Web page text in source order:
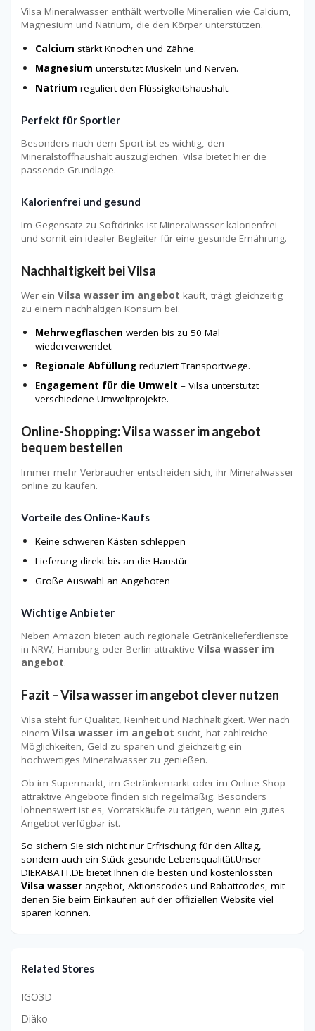
Vilsa Mineralwasser enthält wertvolle Mineralien wie Calcium,
Magnesium und Natrium, die den Körper unterstützen.
Calcium stärkt Knochen und Zähne.
Magnesium unterstützt Muskeln und Nerven.
Natrium reguliert den Flüssigkeitshaushalt.
Perfekt für Sportler
Besonders nach dem Sport ist es wichtig, den
Mineralstoffhaushalt auszugleichen. Vilsa bietet hier die
passende Grundlage.
Kalorienfrei und gesund
Im Gegensatz zu Softdrinks ist Mineralwasser kalorienfrei
und somit ein idealer Begleiter für eine gesunde Ernährung.
Nachhaltigkeit bei Vilsa
Wer ein Vilsa wasser im angebot kauft, trägt gleichzeitig
zu einem nachhaltigen Konsum bei.
Mehrwegflaschen werden bis zu 50 Mal
wiederverwendet.
Regionale Abfüllung reduziert Transportwege.
Engagement für die Umwelt – Vilsa unterstützt
verschiedene Umweltprojekte.
Online-Shopping: Vilsa wasser im angebot
bequem bestellen
Immer mehr Verbraucher entscheiden sich, ihr Mineralwasser
online zu kaufen.
Vorteile des Online-Kaufs
Keine schweren Kästen schleppen
Lieferung direkt bis an die Haustür
Große Auswahl an Angeboten
Wichtige Anbieter
Neben Amazon bieten auch regionale Getränkelieferdienste
in NRW, Hamburg oder Berlin attraktive Vilsa wasser im
angebot.
Fazit – Vilsa wasser im angebot clever nutzen
Vilsa steht für Qualität, Reinheit und Nachhaltigkeit. Wer nach
einem Vilsa wasser im angebot sucht, hat zahlreiche
Möglichkeiten, Geld zu sparen und gleichzeitig ein
hochwertiges Mineralwasser zu genießen.
Ob im Supermarkt, im Getränkemarkt oder im Online-Shop –
attraktive Angebote finden sich regelmäßig. Besonders
lohnenswert ist es, Vorratskäufe zu tätigen, wenn ein gutes
Angebot verfügbar ist.
So sichern Sie sich nicht nur Erfrischung für den Alltag,
sondern auch ein Stück gesunde Lebensqualität.Unser
DIERABATT.DE bietet Ihnen die besten und kostenlossten
Vilsa wasser angebot, Aktionscodes und Rabattcodes, mit
denen Sie beim Einkaufen auf der offiziellen Website viel
sparen können.
Related Stores
IGO3D
Diäko